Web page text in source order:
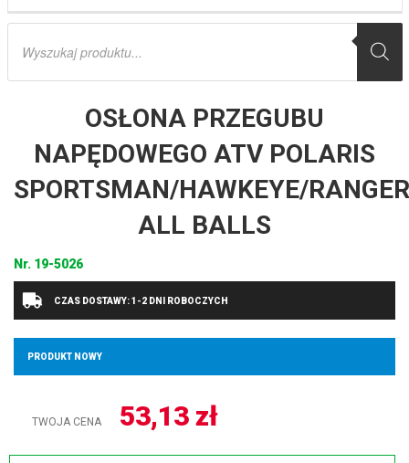
Wyszukiwarka
OSŁONA PRZEGUBU
NAPĘDOWEGO ATV POLARIS
SPORTSMAN/HAWKEYE/
ALL BALLS
Nr. 19-5026
CZAS DOSTAWY: 1-2 DNI ROBOCZYCH
PRODUKT NOWY
TWOJA CENA 53,13 zł